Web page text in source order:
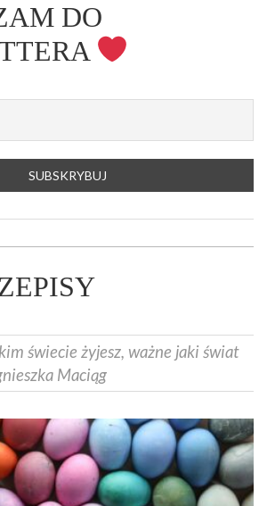
DO
świecie żyjesz, ważne jaki świat
Maciąg